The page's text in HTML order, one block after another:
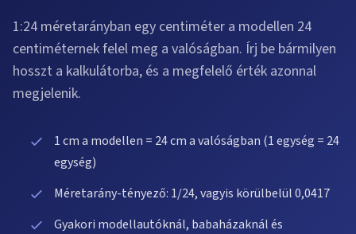
1:24 méretarányban egy centiméter a modellen 24
centiméternek felel meg a valóságban. Írj be bármilyen
hosszt a kalkulátorba, és a megfelelő érték azonnal
megjelenik.
1 cm a modellen = 24 cm a valóságban (1 egység = 24
egység)
Méretarány-tényező: 1/24, vagyis körülbelül 0,0417
Gyakori modellautóknál, babaházaknál és